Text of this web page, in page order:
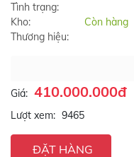
Tình trạng:
Kho:
Còn hàng
Thương hiệu:
Giá: 410.000.000đ
Lượt xem: 9465
ĐẶT HÀNG